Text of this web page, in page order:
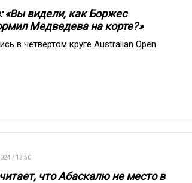
«Вы видели, как Боржес
Медведева на корте?»
в четвертом круге Australian Open
/ 13:50
что Абаскалю не место в